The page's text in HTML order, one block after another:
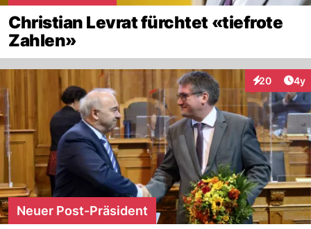
Christian Levrat fürchtet «tiefrote
Zahlen»
20
Interaktionen
4y
Neuer Post-Präsident